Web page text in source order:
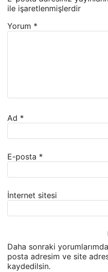
ile işaretlenmişlerdir
Yorum *
Ad *
E-posta *
İnternet sitesi
Daha sonraki
posta adresim ve site
kaydedilsin.